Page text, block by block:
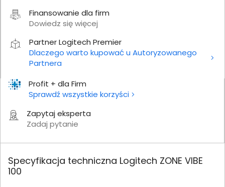
Profit + dla Firm
Sprawdź wszystkie korzyści
Zapytaj eksperta
Zadaj pytanie
Finansowanie dla firm
Dowiedz się więcej
Partner Logitech Premier
Dlaczego warto kupować u Autoryzowanego
Partnera
Specyfikacja techniczna Logitech ZONE VIBE
100